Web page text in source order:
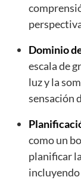
Dominio
escala de
luz y la
sensación
como un
planificar
incluyendo